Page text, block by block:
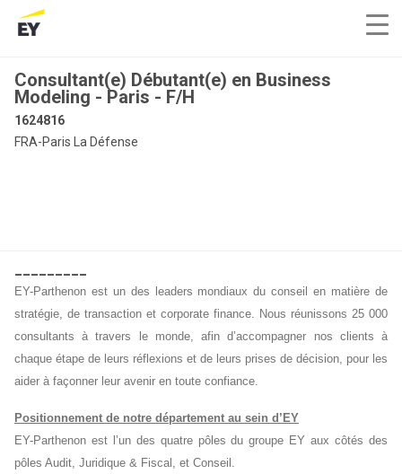
Consultant(e) Débutant(e) en Business
Modeling - Paris - F/H
1624816
FRA-Paris La Défense
EY-Parthenon est un des leaders mondiaux du conseil en matière de
stratégie, de transaction et corporate finance. Nous réunissons 25 000
consultants à travers le monde, afin d’accompagner nos clients à
chaque étape de leurs réflexions et de leurs prises de décision, pour les
aider à façonner leur avenir en toute confiance.
Positionnement de notre département au sein d’EY
EY-Parthenon est l’un des quatre pôles du groupe EY aux côtés des
pôles Audit, Juridique & Fiscal, et Conseil.